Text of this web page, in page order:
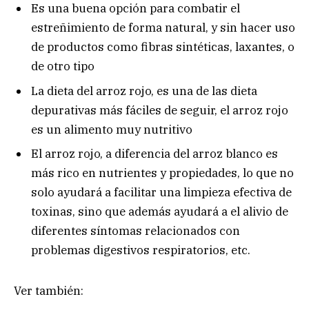
Es una buena opción para combatir el
estreñimiento de forma natural, y sin hacer uso
de productos como fibras sintéticas, laxantes, o
de otro tipo
La dieta del arroz rojo, es una de las dieta
depurativas más fáciles de seguir, el arroz rojo
es un alimento muy nutritivo
El arroz rojo, a diferencia del arroz blanco es
más rico en nutrientes y propiedades, lo que no
solo ayudará a facilitar una limpieza efectiva de
toxinas, sino que además ayudará a el alivio de
diferentes síntomas relacionados con
problemas digestivos respiratorios, etc.
Ver también: